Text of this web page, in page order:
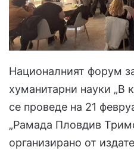
Националният форум
хуманитарни науки „В
се проведе на 21
„Рамада Пловдив
организирано от